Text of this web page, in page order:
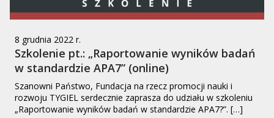
8 grudnia 2022 r.
Szkolenie pt.: „Raportowanie wyników badań
w standardzie APA7” (online)
Szanowni Państwo, Fundacja na rzecz promocji nauki i
rozwoju TYGIEL serdecznie zaprasza do udziału w szkoleniu
„Raportowanie wyników badań w standardzie APA7?”. […]